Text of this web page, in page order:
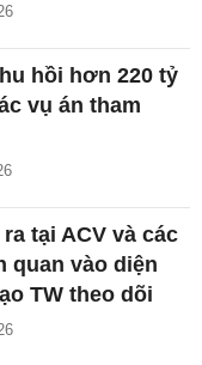
hồi hơn 220 tỷ
vụ án tham
tại ACV và các
quan vào diện
TW theo dõi